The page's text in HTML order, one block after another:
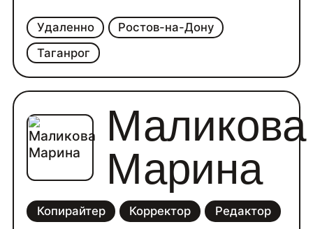
Удаленно
Ростов-на-Дону
Таганрог
специальности).
Занимаюсь спортом и очень люблю
жанр)
Маликова
Марина
Копирайтер Корректор
Редактор